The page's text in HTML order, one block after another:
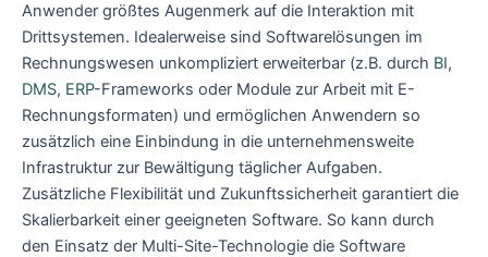
Anwender größtes Augenmerk auf die Interaktion mit
Drittsystemen. Idealerweise sind Softwarelösungen im
Rechnungswesen unkompliziert erweiterbar (z.B. durch BI,
DMS, ERP-Frameworks oder Module zur Arbeit mit E-
Rechnungsformaten) und ermöglichen Anwendern so
zusätzlich eine Einbindung in die unternehmensweite
Infrastruktur zur Bewältigung täglicher Aufgaben.
Zusätzliche Flexibilität und Zukunftssicherheit garantiert die
Skalierbarkeit einer geeigneten Software. So kann durch
den Einsatz der Multi-Site-Technologie die Software